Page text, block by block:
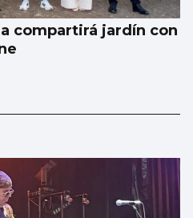
compartirá jardín con